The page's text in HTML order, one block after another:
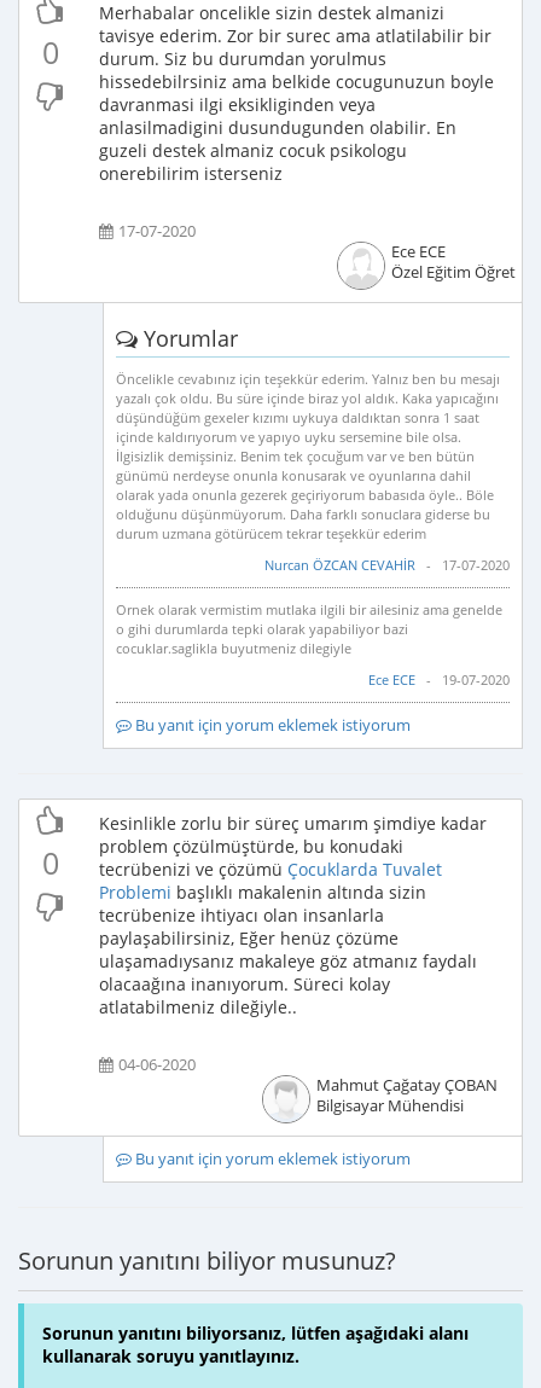
0
Merhabalar oncelikle sizin destek almanizi
tavisye ederim. Zor bir surec ama atlatilabilir bir
durum. Siz bu durumdan yorulmus
hissedebilrsiniz ama belkide cocugunuzun boyle
davranmasi ilgi eksikliginden veya
anlasilmadigini dusundugunden olabilir. En
guzeli destek almaniz cocuk psikologu
onerebilirim isterseniz
17-07-2020
Ece ECE
Özel Eğitim
Yorumlar
Öncelikle cevabınız için teşekkür ederim. Yalnız ben bu mesajı
yazalı çok oldu. Bu süre içinde biraz yol aldık. Kaka yapıcağını
düşündüğüm gexeler kızımı uykuya daldıktan sonra 1 saat
içinde kaldırıyorum ve yapıyo uyku sersemine bile olsa.
İlgisizlik demişsiniz. Benim tek çocuğum var ve ben bütün
günümü nerdeyse onunla konusarak ve oyunlarına dahil
olarak yada onunla gezerek geçiriyorum babasıda öyle.. Böle
olduğunu düşünmüyorum. Daha farklı sonuclara giderse bu
durum uzmana götürücem tekrar teşekkür ederim
Nurcan ÖZCAN CEVAHİR - 17-07-2020
Ornek olarak vermistim mutlaka ilgili bir ailesiniz ama genelde
o gihi durumlarda tepki olarak yapabiliyor bazi
cocuklar.saglikla buyutmeniz dilegiyle
Ece ECE - 19-07-2020
Bu yanıt için yorum eklemek istiyorum
0
Kesinlikle zorlu bir süreç umarım şimdiye kadar
problem çözülmüştürde, bu konudaki
tecrübenizi ve çözümü Çocuklarda Tuvalet
Problemi başlıklı makalenin altında sizin
tecrübenize ihtiyacı olan insanlarla
paylaşabilirsiniz, Eğer henüz çözüme
ulaşamadıysanız makaleye göz atmanız faydalı
olacaağına inanıyorum. Süreci kolay
atlatabilmeniz dileğiyle..
04-06-2020
Mahmut Çağatay ÇOBAN
Bilgisayar Mühendisi
Bu yanıt için yorum eklemek istiyorum
Sorunun yanıtını biliyor musunuz?
Sorunun yanıtını biliyorsanız, lütfen aşağıdaki alanı
kullanarak soruyu yanıtlayınız.